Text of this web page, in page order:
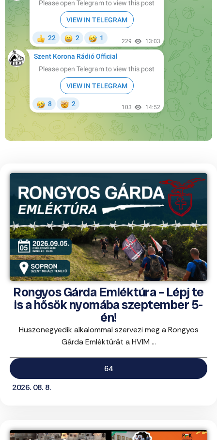
Rongyos Gárda Emléktúra – Lépj te
is a hősök nyomába szeptember 5-
én!
Huszonegyedik alkalommal szervezi meg a Rongyos
Gárda Emléktúrát a HVIM ...
64
2026. 08. 8.